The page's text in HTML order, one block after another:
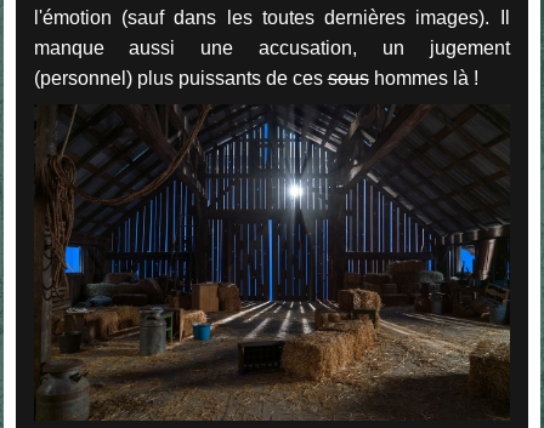
l'émotion (sauf dans les toutes dernières images). Il
manque aussi une accusation, un jugement
(personnel) plus puissants de cessoushommes là !